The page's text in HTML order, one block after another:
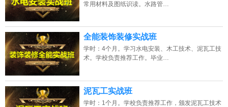
常用材料及图纸识读。水路管…
全能装饰装修实战班
学时：4个月。学习水电安装、木工技术、泥瓦工技
术。学校负责推荐工作。毕业…
泥瓦工实战班
学时：1个月。学校负责推荐工作，颁发泥瓦工技术